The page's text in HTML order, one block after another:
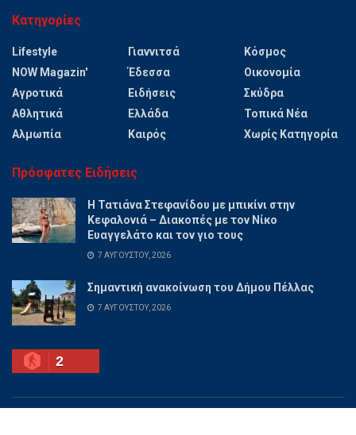
Κατηγορίες
Lifestyle
NOW Magazin'
Αγροτικά
Αθλητικά
Αλμωπία
Γιαννιτσά
Έδεσσα
Ειδήσεις
Ελλάδα
Καιρός
Κόσμος
Οικονομία
Σκύδρα
Τοπικά Νέα
Χωρίς Κατηγορία
Πρόσφατες Ειδήσεις
Η Τατιάνα Στεφανίδου με μπικίνι στην
Κεφαλονιά – Διακοπές με τον Νίκο
Ευαγγελάτο και τον γιο τους
7 ΑΥΓΟΎΣΤΟΥ, 2026
Σημαντική ανακοίνωση του Δήμου Πέλλας
7 ΑΥΓΟΎΣΤΟΥ, 2026
2